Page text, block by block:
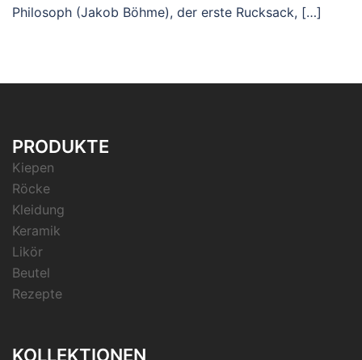
Philosoph (Jakob Böhme), der erste Rucksack, […]
PRODUKTE
Kiepen
Röcke
Kleidung
Keramik
Likör
Beutel
Rezepte
KOLLEKTIONEN